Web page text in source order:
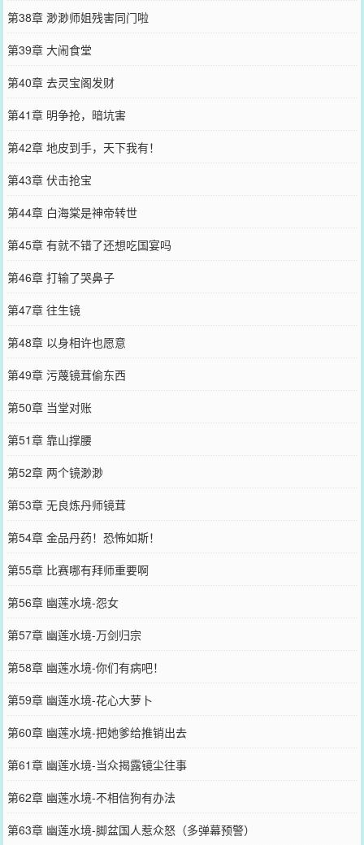
第38章 渺渺师姐残害同门啦
第39章 大闹食堂
第40章 去灵宝阁发财
第41章 明争抢，暗坑害
第42章 地皮到手，天下我有！
第43章 伏击抢宝
第44章 白海棠是神帝转世
第45章 有就不错了还想吃国宴吗
第46章 打输了哭鼻子
第47章 往生镜
第48章 以身相许也愿意
第49章 污蔑镜茸偷东西
第50章 当堂对账
第51章 靠山撑腰
第52章 两个镜渺渺
第53章 无良炼丹师镜茸
第54章 金品丹药！恐怖如斯！
第55章 比赛哪有拜师重要啊
第56章 幽莲水境-怨女
第57章 幽莲水境-万剑归宗
第58章 幽莲水境-你们有病吧！
第59章 幽莲水境-花心大萝卜
第60章 幽莲水境-把她爹给推销出去
第61章 幽莲水境-当众揭露镜尘往事
第62章 幽莲水境-不相信狗有办法
第63章 幽莲水境-脚盆国人惹众怒（多弹幕预警）